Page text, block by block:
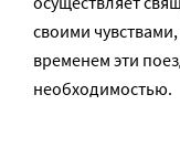
своими
временем эти
необходимостью.